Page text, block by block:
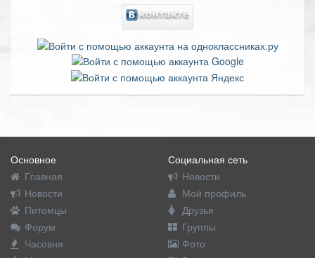
Основное
Главная
Новости
Питомцы
Форум
Часовня
Социальная сеть
Новости
Мой профиль
Друзья
Группы
Фото